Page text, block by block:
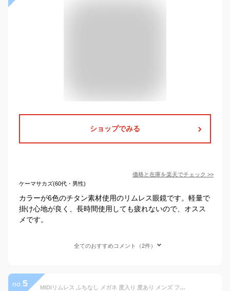
ショップでみる
価格と在庫を楽天でチェック >>
ケーマサカズ(60代・男性)
カラーが6色のチタン素材使用のリムレス眼鏡です。軽量で
掛け心地が良く、長時間使用しても疲れないので、オスス
メです。
全てのおすすめコメント（2件）
no. 5 MIDIリムレス ふちなし メガネ 度入り 度あり メンズ フチなし 度付き メガネフレーム ふちなし 縁無し 縁なし リムレス 度付き 眼鏡 ツーポイント チタン 鯖江ラボでの丁寧なレンズ加工・調整 S/M/Lの3サイズ×6カラー チタン製超軽量アイウェア M326-NS-RL03-S